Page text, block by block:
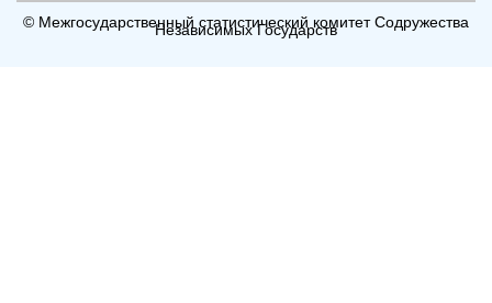
© Межгосударственный статистический комитет Содружества
Независимых Государств